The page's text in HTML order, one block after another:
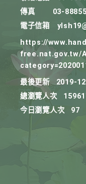
傳真
03-
電子信箱
https://
free.nat.gov.tw/
最後更新
2019-
總瀏覽人次
今日瀏覽人次
97